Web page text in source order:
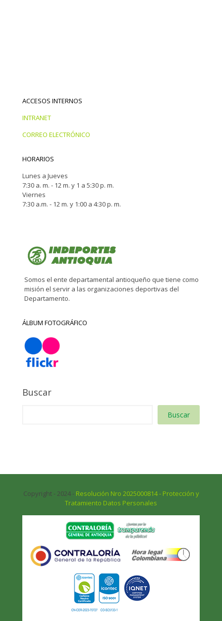
ACCESOS INTERNOS
INTRANET
CORREO ELECTRÓNICO
HORARIOS
Lunes a Jueves
7:30 a. m. - 12 m. y 1 a 5:30 p. m.
Viernes
7:30 a.m. - 12 m. y 1:00 a 4:30 p. m.
Somos el ente departamental antioqueño que tiene como
misión el servir a las organizaciones deportivas del
Departamento.
ÁLBUM FOTOGRÁFICO
Buscar
Buscar
Copyright - 2024 - Resolución Nro 2025000814 - Protección y
Tratamiento Datos Personales